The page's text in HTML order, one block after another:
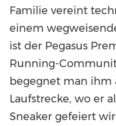
Familie vereint
einem
ist der Pegasus
Running-
begegnet man ihm
Laufstrecke, wo er
Sneaker gefeiert